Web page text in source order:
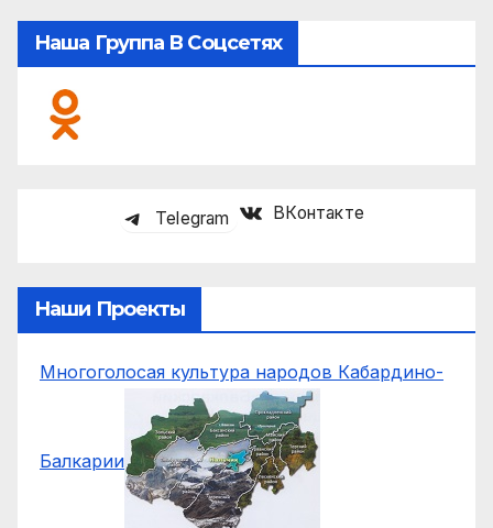
Наша Группа В Соцсетях
Telegram ВКонтакте
Наши Проекты
Многоголосая культура народов Кабардино-
Балкарии